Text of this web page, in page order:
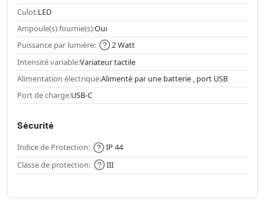
Culot:LED
Ampoule(s) fournie(s):Oui
Puissance par lumière:
2 Watt
Intensité variable:Variateur tactile
Alimentation électrique:Alimenté par une batterie , port USB
Port de charge:USB-C
Sécurité
Indice de Protection:
IP 44
Classe de protection:
III